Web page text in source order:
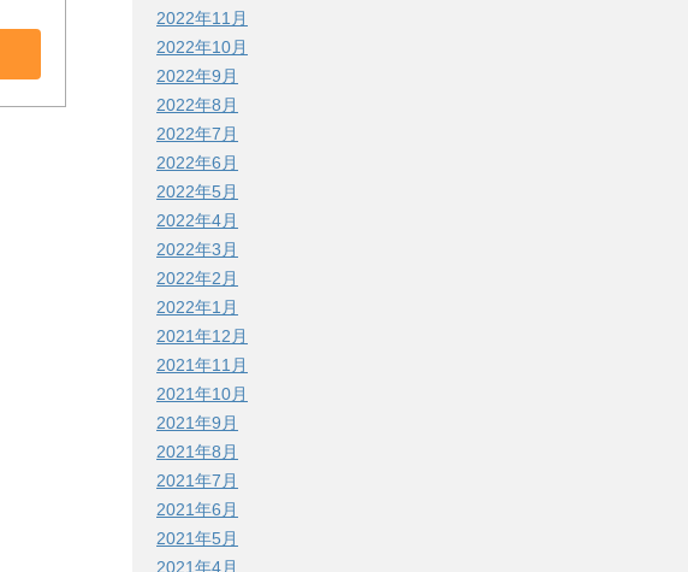
2022年11月
2022年10月
2022年9月
2022年8月
2022年7月
2022年6月
2022年5月
2022年4月
2022年3月
2022年2月
2022年1月
2021年12月
2021年11月
2021年10月
2021年9月
2021年8月
2021年7月
2021年6月
2021年5月
2021年4月